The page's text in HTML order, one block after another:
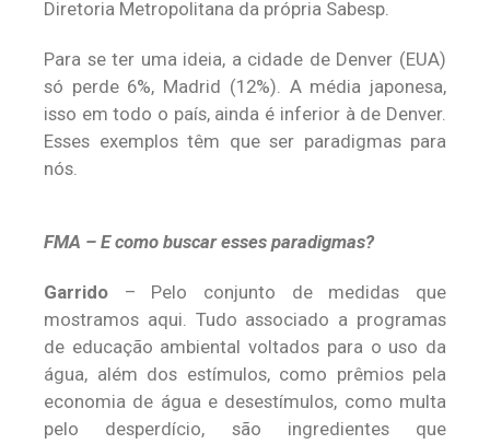
Diretoria Metropolitana da própria Sabesp.
Para se ter uma ideia, a cidade de Denver (EUA)
só perde 6%, Madrid (12%). A média japonesa,
isso em todo o país, ainda é inferior à de Denver.
Esses exemplos têm que ser paradigmas para
nós.
FMA – E como buscar esses paradigmas?
Garrido – Pelo conjunto de medidas que
mostramos aqui. Tudo associado a programas
de educação ambiental voltados para o uso da
água, além dos estímulos, como prêmios pela
economia de água e desestímulos, como multa
pelo desperdício, são ingredientes que